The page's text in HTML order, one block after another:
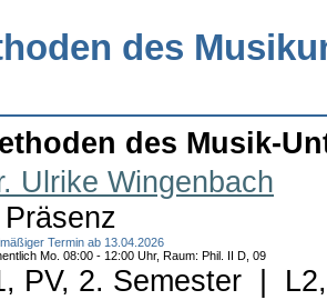
des
des Musik-
Ulrike Wingenbach
Termin ab 13.04.2026
Mo. 08:00 - 12:00 Uhr, Raum: Phil. II D, 09
PV, 2. Semester |